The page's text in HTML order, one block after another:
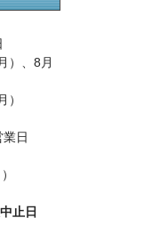
）、8月
）
日
止日